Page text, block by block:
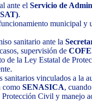
ante el Servicio de
.
municipal y
sanitario ante la
supervisión de
de la Ley Estatal de
sanitarios vinculados a la
como SENASICA,
Civil y manejo